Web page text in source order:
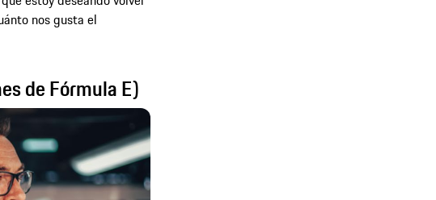
nos gusta el
de Fórmula E)